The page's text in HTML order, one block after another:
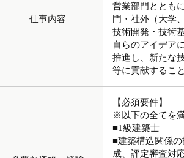
仕事内容
営業部門ととも
門・社外（大学
技術開発・技術
自らのアイデア
推進し、新たな
等に貢献するこ
【必須要件】
※以下の全てを
■1級建築士
■建築構造関係
成、評定審査対応